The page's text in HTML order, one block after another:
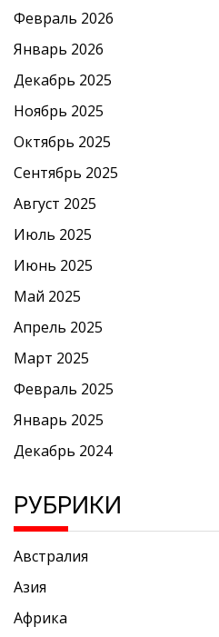
Февраль 2026
Январь 2026
Декабрь 2025
Ноябрь 2025
Октябрь 2025
Сентябрь 2025
Август 2025
Июль 2025
Июнь 2025
Май 2025
Апрель 2025
Март 2025
Февраль 2025
Январь 2025
Декабрь 2024
РУБРИКИ
Австралия
Азия
Африка